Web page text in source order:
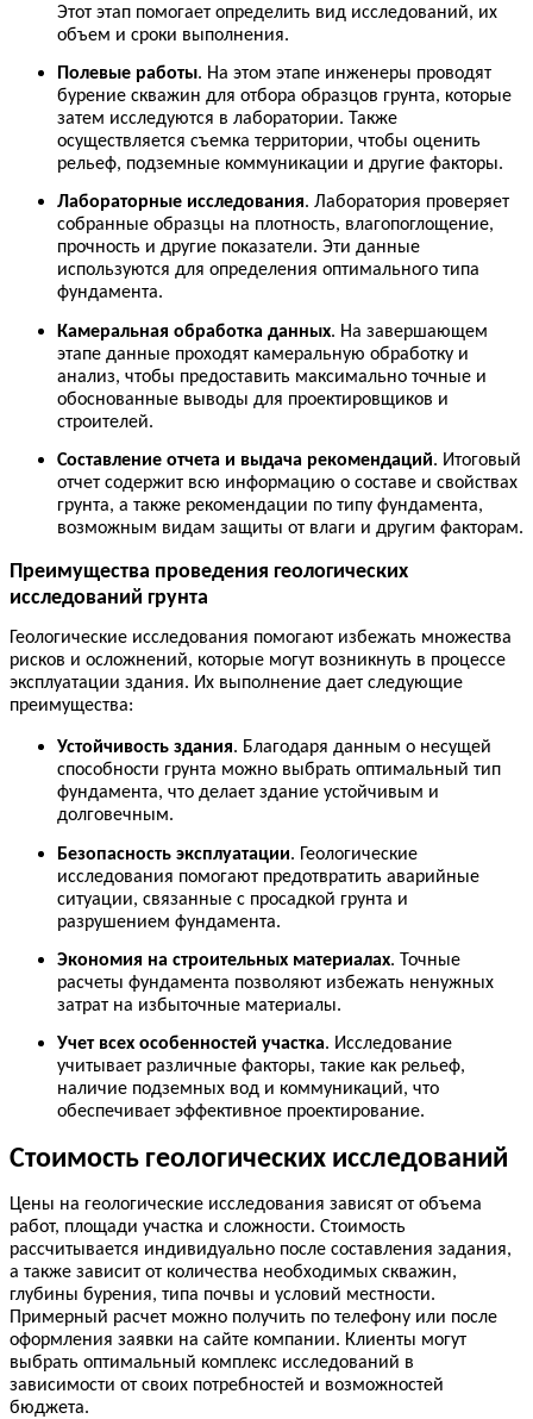
Этот этап помогает определить вид исследований, их
объем и сроки выполнения.
Полевые работы. На этом этапе инженеры проводят
бурение скважин для отбора образцов грунта, которые
затем исследуются в лаборатории. Также
осуществляется съемка территории, чтобы оценить
рельеф, подземные коммуникации и другие факторы.
Лабораторные исследования. Лаборатория проверяет
собранные образцы на плотность, влагопоглощение,
прочность и другие показатели. Эти данные
используются для определения оптимального типа
фундамента.
Камеральная обработка данных. На завершающем
этапе данные проходят камеральную обработку и
анализ, чтобы предоставить максимально точные и
обоснованные выводы для проектировщиков и
строителей.
Составление отчета и выдача рекомендаций. Итоговый
отчет содержит всю информацию о составе и свойствах
грунта, а также рекомендации по типу фундамента,
возможным видам защиты от влаги и другим факторам.
Преимущества проведения геологических
исследований грунта
Геологические исследования помогают избежать множества
рисков и осложнений, которые могут возникнуть в процессе
эксплуатации здания. Их выполнение дает следующие
преимущества:
Устойчивость здания. Благодаря данным о несущей
способности грунта можно выбрать оптимальный тип
фундамента, что делает здание устойчивым и
долговечным.
Безопасность эксплуатации. Геологические
исследования помогают предотвратить аварийные
ситуации, связанные с просадкой грунта и
разрушением фундамента.
Экономия на строительных материалах. Точные
расчеты фундамента позволяют избежать ненужных
затрат на избыточные материалы.
Учет всех особенностей участка. Исследование
учитывает различные факторы, такие как рельеф,
наличие подземных вод и коммуникаций, что
обеспечивает эффективное проектирование.
Стоимость геологических исследований
Цены на геологические исследования зависят от объема
работ, площади участка и сложности. Стоимость
рассчитывается индивидуально после составления задания,
а также зависит от количества необходимых скважин,
глубины бурения, типа почвы и условий местности.
Примерный расчет можно получить по телефону или после
оформления заявки на сайте компании. Клиенты могут
выбрать оптимальный комплекс исследований в
зависимости от своих потребностей и возможностей
бюджета.